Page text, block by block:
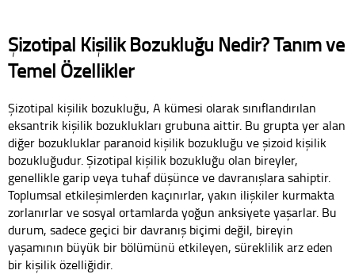
Şizotipal Kişilik Bozukluğu Nedir? Tanım ve
Temel Özellikler
Şizotipal kişilik bozukluğu, A kümesi olarak sınıflandırılan
eksantrik kişilik bozuklukları grubuna aittir. Bu grupta yer alan
diğer bozukluklar paranoid kişilik bozukluğu ve şizoid kişilik
bozukluğudur. Şizotipal kişilik bozukluğu olan bireyler,
genellikle garip veya tuhaf düşünce ve davranışlara sahiptir.
Toplumsal etkileşimlerden kaçınırlar, yakın ilişkiler kurmakta
zorlanırlar ve sosyal ortamlarda yoğun anksiyete yaşarlar. Bu
durum, sadece geçici bir davranış biçimi değil, bireyin
yaşamının büyük bir bölümünü etkileyen, süreklilik arz eden
bir kişilik özelliğidir.